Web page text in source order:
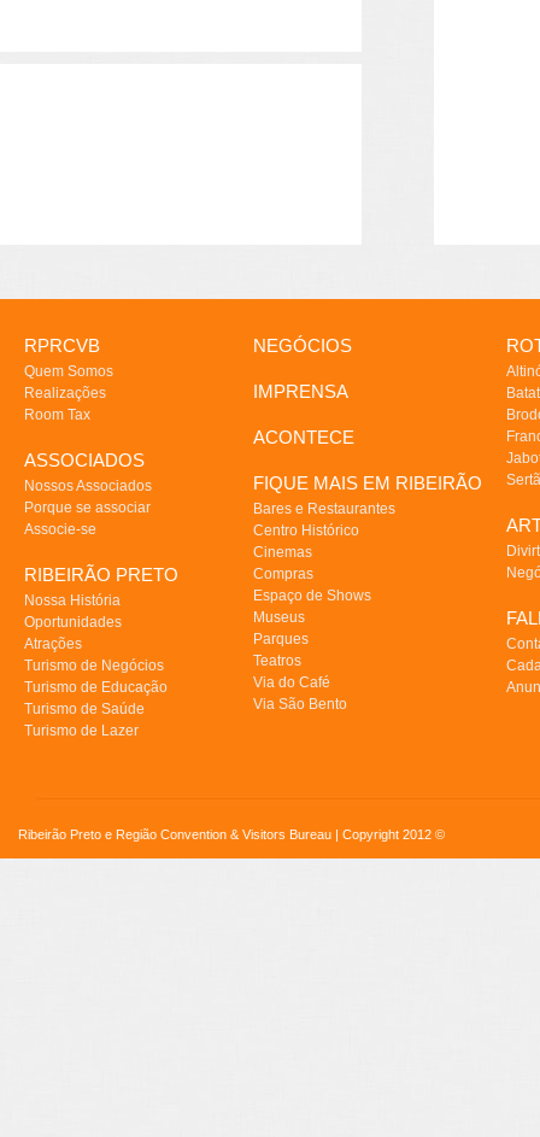
RPRCVB
Quem Somos
Realizações
Room Tax
ASSOCIADOS
Nossos Associados
Porque se associar
Associe-se
RIBEIRÃO PRETO
Nossa História
Oportunidades
Atrações
Turismo de Negócios
Turismo de Educação
Turismo de Saúde
Turismo de Lazer
NEGÓCIOS
IMPRENSA
ACONTECE
FIQUE MAIS EM RIBEIRÃO
Bares e Restaurantes
Centro Histórico
Cinemas
Compras
Espaço de Shows
Museus
Parques
Teatros
Via do Café
Via São Bento
Ribeirão Preto e Região Convention & Visitors Bureau | Copyright 2012 ©